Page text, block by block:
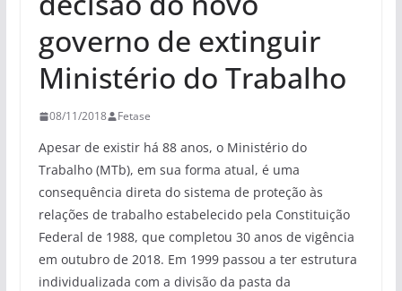
governo de extinguir
Ministério do Trabalho
08/11/2018 Fetase
Apesar de existir há 88 anos, o Ministério do
Trabalho (MTb), em sua forma atual, é uma
consequência direta do sistema de proteção às
relações de trabalho estabelecido pela Constituição
Federal de 1988, que completou 30 anos de vigência
em outubro de 2018. Em 1999 passou a ter estrutura
individualizada com a divisão da pasta da